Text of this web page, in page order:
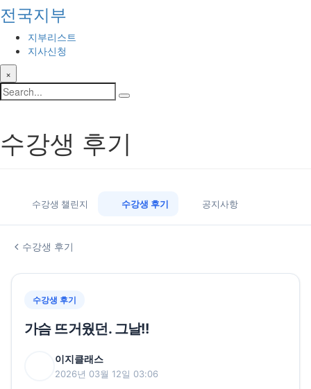
전국지부
지부리스트
지사신청
×
수강생 후기
수강생 챌린지 수강생 후기 공지사항
수강생 후기
수강생 후기
가슴 뜨거웠던. 그날!!
이지클래스
2026년 03월 12일 03:06